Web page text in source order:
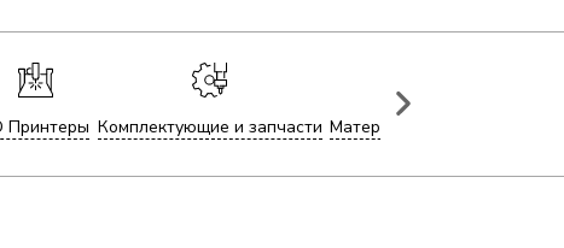
Принтеры Комплектующие и запчасти Материалы для лазерной